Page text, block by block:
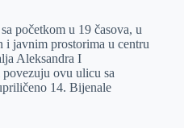
početkom u 19 časova, u
i javnim prostorima u centru
Aleksandra I
ovu ulicu sa
14. Bijenale